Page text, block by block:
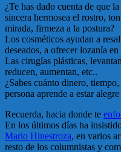
¿Te has dado cuenta de que
sincera hermosea el rostro,
mirada, firmeza a la postura?
Los cosméticos ayudan a
deseados, a ofrecer lozanía en
Las cirugías plásticas,
reducen, aumentan, etc..
¿Sabes cuánto dinero,
persona aprende a estar
Recuerda, hacia donde te
En los últimos días ha
Mario Hinestroza, en varios
resto de los columnistas y